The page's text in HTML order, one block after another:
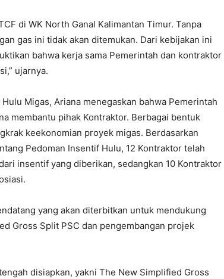
di WK North Ganal Kalimantan Timur. Tanpa
gas ini tidak akan ditemukan. Dari kebijakan ini
bahwa kerja sama Pemerintah dan kontraktor
ujarnya.
Migas, Ariana menegaskan bahwa Pemerintah
membantu pihak Kontraktor. Berbagai bentuk
keekonomian proyek migas. Berdasarkan
Pedoman Insentif Hulu, 12 Kontraktor telah
insentif yang diberikan, sedangkan 10 Kontraktor
yang akan diterbitkan untuk mendukung
Gross Split PSC dan pengembangan projek
disiapkan, yakni The New Simplified Gross